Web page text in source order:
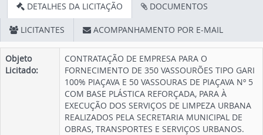
DETALHES DA LICITAÇÃO DOCUMENTOS
LICITANTES ACOMPANHAMENTO POR E-MAIL
Objeto
Licitado:
CONTRATAÇÃO DE EMPRESA PARA O
FORNECIMENTO DE 350 VASSOURÕES TIPO GARI
100% PIAÇAVA E 50 VASSOURAS DE PIAÇAVA Nº 5
COM BASE PLÁSTICA REFORÇADA, PARA À
EXECUÇÃO DOS SERVIÇOS DE LIMPEZA URBANA
REALIZADOS PELA SECRETARIA MUNICIPAL DE
OBRAS, TRANSPORTES E SERVIÇOS URBANOS.